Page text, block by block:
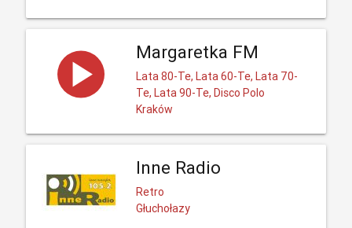
Margaretka FM
Lata 80-Te, Lata 60-Te, Lata 70-
Te, Lata 90-Te, Disco Polo
Kraków
Inne Radio
Retro
Głuchołazy